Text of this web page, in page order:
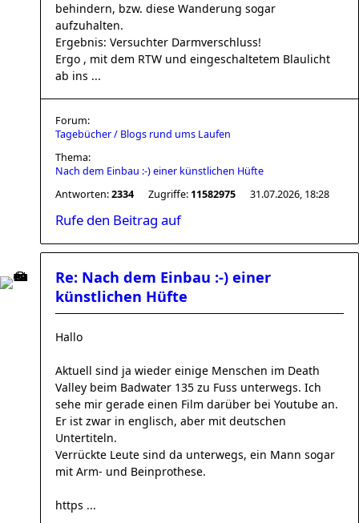
behindern, bzw. diese Wanderung sogar
aufzuhalten.
Ergebnis: Versuchter Darmverschluss!
Ergo , mit dem RTW und eingeschaltetem Blaulicht
ab ins ...
Forum:
Tagebücher / Blogs rund ums Laufen
Thema:
Nach dem Einbau :-) einer künstlichen Hüfte
Antworten:2334 Zugriffe: 11582975 31.07.2026, 18:28
Rufe den Beitrag auf
Re: Nach dem Einbau :-) einer
künstlichen Hüfte
Hallo
Aktuell sind ja wieder einige Menschen im Death
Valley beim Badwater 135 zu Fuss unterwegs. Ich
sehe mir gerade einen Film darüber bei Youtube an.
Er ist zwar in englisch, aber mit deutschen
Untertiteln.
Verrückte Leute sind da unterwegs, ein Mann sogar
mit Arm- und Beinprothese.
https ...